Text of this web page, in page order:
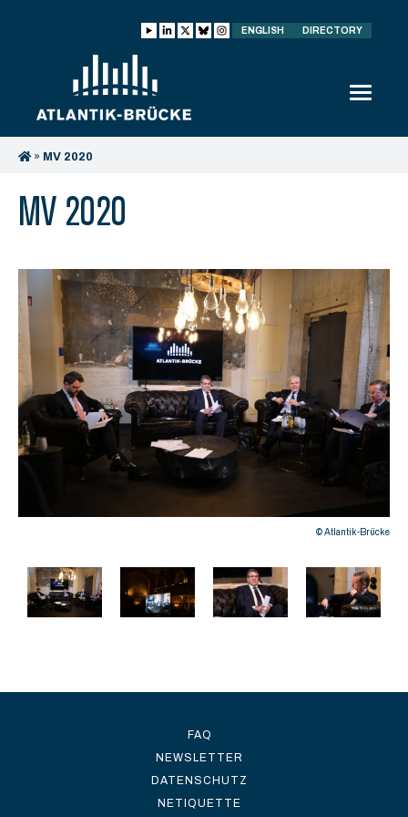
ENGLISH DIRECTORY
» MV 2020
MV 2020
© Atlantik-Brücke
FAQ
NEWSLETTER
DATENSCHUTZ
NETIQUETTE